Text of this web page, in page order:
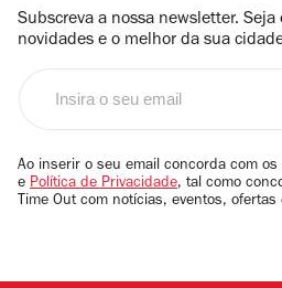
Subscreva a nossa newsletter.
novidades e o melhor da sua
email
Ao inserir o seu email concorda com os
e Política de Privacidade, tal como
Time Out com notícias, eventos,